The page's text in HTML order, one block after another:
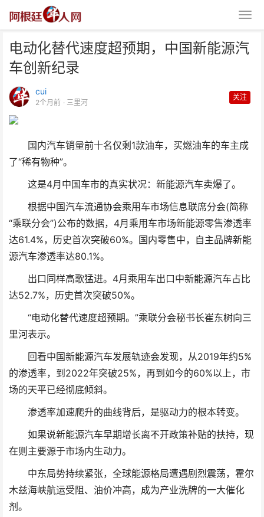
电动化替代速度超预期，中国新能源汽
车创新纪录
cui
2个月前 · 三里河
关注
国内汽车销量前十名仅剩1款油车，买燃油车的车主成
了“稀有物种”。
这是4月中国车市的真实状况：新能源汽车卖爆了。
根据中国汽车流通协会乘用车市场信息联席分会(简称
“乘联分会”)公布的数据，4月乘用车市场新能源零售渗透率
达61.4%，历史首次突破60%。国内零售中，自主品牌新能
源汽车渗透率达80.1%。
出口同样高歌猛进。4月乘用车出口中新能源汽车占比
达52.7%，历史首次突破50%。
“电动化替代速度超预期。”乘联分会秘书长崔东树向三
里河表示。
回看中国新能源汽车发展轨迹会发现，从2019年约5%
的渗透率，到2022年突破25%，再到如今的60%以上，市
场的天平已经彻底倾斜。
渗透率加速爬升的曲线背后，是驱动力的根本转变。
如果说新能源汽车早期增长离不开政策补贴的扶持，现
在则主要源于市场内生动力。
中东局势持续紧张，全球能源格局遭遇剧烈震荡，霍尔
木兹海峡航运受阻、油价冲高，成为产业洗牌的一大催化
剂。
源汽车创新纪录